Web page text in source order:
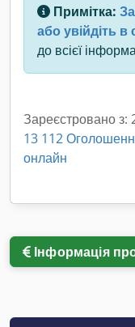
Примітка:
або увійдіть в
до всієї
Зареєстровано з:
13 112
онлайн
Інформація